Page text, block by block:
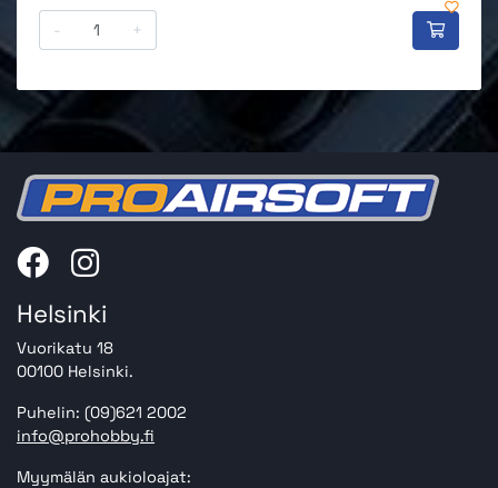
- +
Helsinki
Vuorikatu 18
00100 Helsinki.
Puhelin: (09)621 2002
info@prohobby.fi
Myymälän aukioloajat: